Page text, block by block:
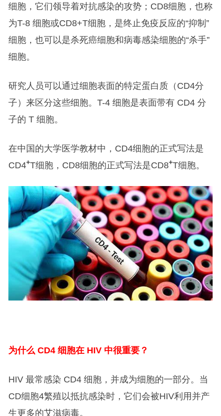
细胞，它们领导着对抗感染的攻势；CD8细胞，也称
为T-8 细胞或CD8+T细胞，是终止免疫反应的“抑制”
细胞，也可以是杀死癌细胞和病毒感染细胞的“杀手”
细胞。
研究人员可以通过细胞表面的特定蛋白质（CD4分
子）来区分这些细胞。T-4 细胞是表面带有 CD4 分
子的 T 细胞。
在中国的大学医学教材中，CD4细胞的正式写法是
CD4+T细胞，CD8细胞的正式写法是CD8+T细胞。
为什么 CD4 细胞在 HIV 中很重要？
HIV 最常感染 CD4 细胞，并成为细胞的一部分。当
CD细胞4繁殖以抵抗感染时，它们会被HIV利用并产
生更多的艾滋病毒。